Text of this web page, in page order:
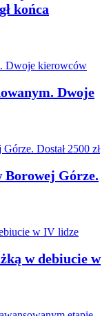
końca
Dwoje
Górze.
w debiucie w